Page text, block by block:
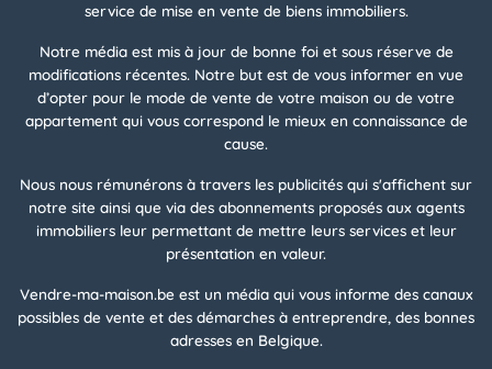
service de mise en vente de biens immobiliers.
Notre média est mis à jour de bonne foi et sous réserve de
modifications récentes. Notre but est de vous informer en vue
d’opter pour le mode de vente de votre maison ou de votre
appartement qui vous correspond le mieux en connaissance de
cause.
Nous nous rémunérons à travers les publicités qui s'affichent sur
notre site ainsi que via des abonnements proposés aux agents
immobiliers leur permettant de mettre leurs services et leur
présentation en valeur.
Vendre-ma-maison.be est un média qui vous informe des canaux
possibles de vente et des démarches à entreprendre, des bonnes
adresses en Belgique.